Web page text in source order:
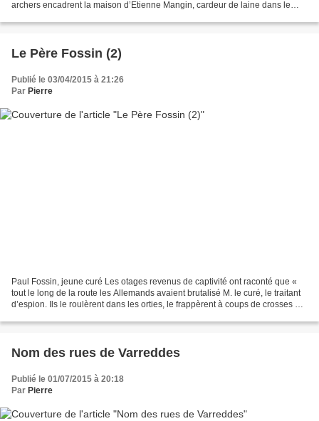
archers encadrent la maison d’Etienne Mangin, cardeur de laine dans le
Le Père Fossin (2)
Publié le 03/04/2015 à 21:26
Par Pierre
Paul Fossin, jeune curé Les otages revenus de captivité ont raconté que «
tout le long de la route les Allemands avaient brutalisé M. le curé, le traitant
d’espion. Ils le roulèrent dans les orties, le frappèrent à coups de crosses de
Nom des rues de Varreddes
Publié le 01/07/2015 à 20:18
Par Pierre